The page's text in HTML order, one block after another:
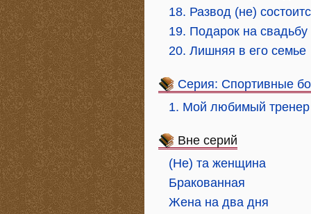
18. Развод (не)
19. Подарок на
20. Лишняя в его семье
Серия: Спортивные
1. Мой любимый тренер
Вне серий
(Не) та женщина
Бракованная
Жена на два дня